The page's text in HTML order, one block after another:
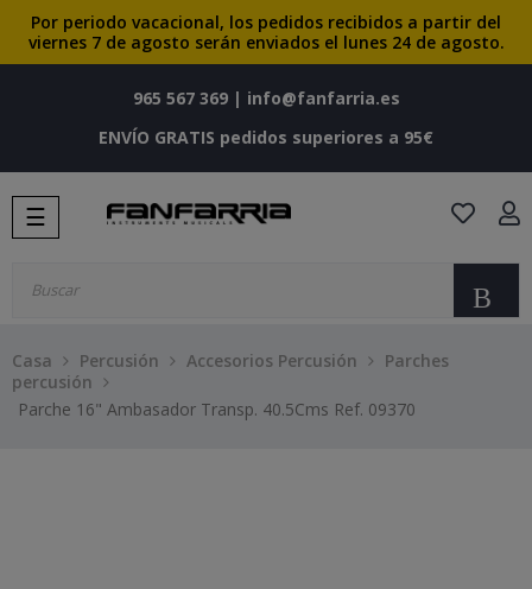
Por periodo vacacional, los pedidos recibidos a partir del
viernes 7 de agosto serán enviados el lunes 24 de agosto.
965 567 369| info@fanfarria.es
ENVÍO GRATIS pedidos superiores a 95€
Navegación
de
☰
Casa Percusión Accesorios Percusión
Parches
percusión
Parche 16" Ambasador Transp. 40.5Cms Ref. 09370